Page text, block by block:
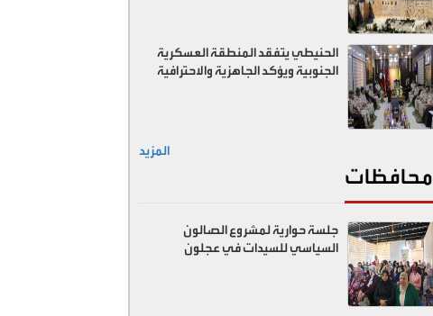
الحنيطي يتفقد المنطقة العسكرية
الجنوبية ويؤكد الجاهزية والاحترافية
المزيد
محافظات
جلسة حوارية لمشروع الصالون
السياسي للسيدات في عجلون